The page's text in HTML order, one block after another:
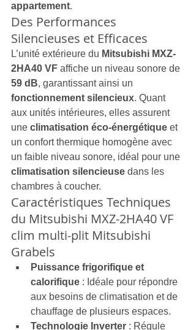
appartement.
Des Performances
Silencieuses et Efficaces
L’unité extérieure du Mitsubishi MXZ-
2HA40 VF affiche un niveau sonore de
59 dB, garantissant ainsi un
fonctionnement silencieux. Quant
aux unités intérieures, elles assurent
une climatisation éco-énergétique et
un confort thermique homogène avec
un faible niveau sonore, idéal pour une
climatisation silencieuse dans les
chambres à coucher.
Caractéristiques Techniques
du Mitsubishi MXZ-2HA40 VF
clim multi-plit Mitsubishi
Grabels
Puissance frigorifique et
calorifique : Idéale pour répondre
aux besoins de climatisation et de
chauffage de plusieurs espaces.
Technologie Inverter : Régule